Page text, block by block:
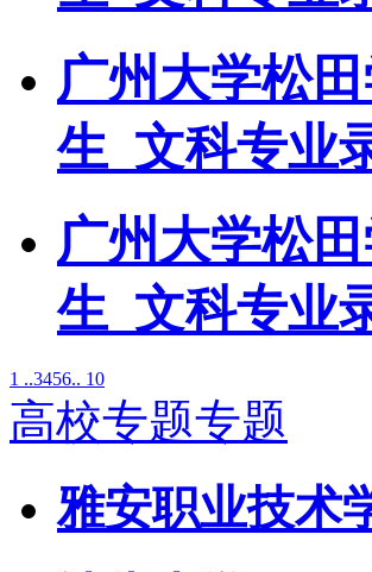
广州大学松
生_文科专业
广州大学松
生_文科专业
1 ..3456.. 10
高校专题专题
雅安职业技术